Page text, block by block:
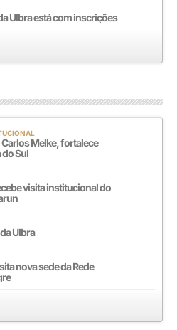
Ulbra está com inscrições
Carlos Melke, fortalece
Sul
visita institucional do
Ulbra
nova sede da Rede